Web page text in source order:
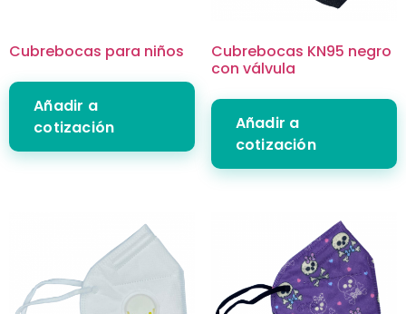
Cubrebocas para niños
Añadir a
cotización
Cubrebocas KN95 negro
con válvula
Añadir a
cotización